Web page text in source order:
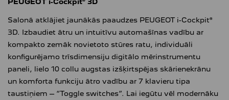
Salonā atklājiet jaunākās paaudzes PEUGEOT i-Cockpit®
3D. Izbaudiet ātru un intuitīvu automašīnas vadību ar
kompakto zemāk novietoto stūres ratu, individuāli
konfigurējamo trīsdimensiju digitālo mērinstrumentu
paneli, lielo 10 collu augstas izšķirtspējas skārienekrānu
un komforta funkciju ātro vadību ar 7 klavieru tipa
taustiņiem – “Toggle switches”. Lai iegūtu vēl modernāku